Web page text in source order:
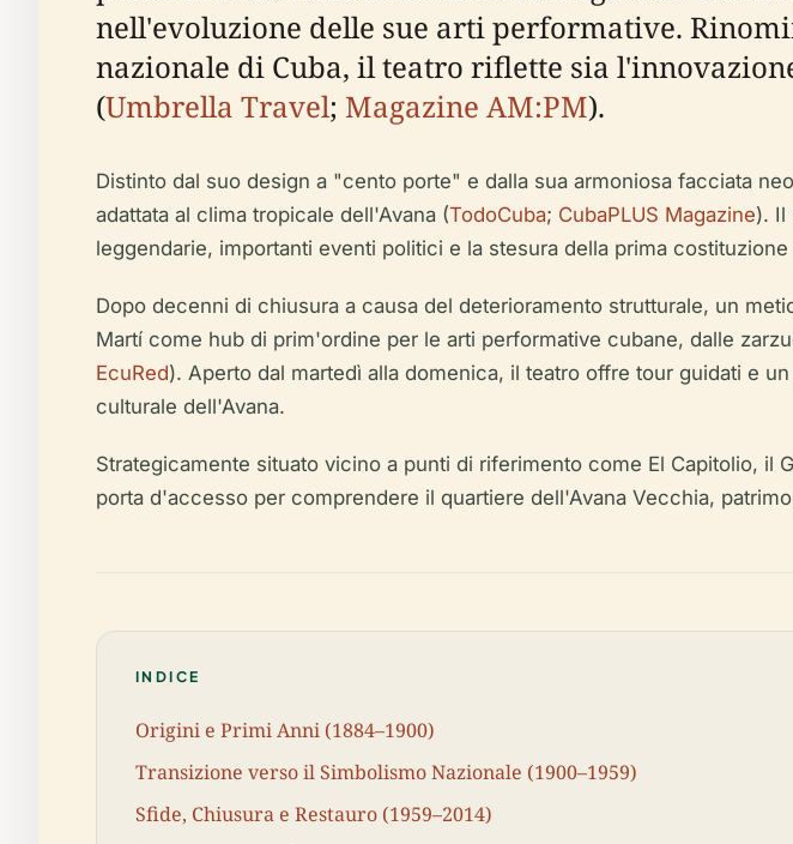
nell'evoluzione delle sue arti performative.
nazionale di Cuba, il teatro riflette sia
(Umbrella Travel; Magazine AM:PM).
Distinto dal suo design a "cento porte" e dalla sua armoniosa facciata
adattata al clima tropicale dell'Avana (TodoCuba; CubaPLUS Magazine). Il
leggendarie, importanti eventi politici e la stesura della prima costituzione
Dopo decenni di chiusura a causa del deterioramento strutturale, un
Martí come hub di prim'ordine per le arti performative cubane, dalle
EcuRed). Aperto dal martedì alla domenica, il teatro offre tour guidati e
culturale dell'Avana.
Strategicamente situato vicino a punti di riferimento come El Capitolio, il
porta d'accesso per comprendere il quartiere dell'Avana Vecchia,
INDICE
Origini e Primi Anni (1884–1900)
Transizione verso il Simbolismo Nazionale (1900–1959)
Sfide, Chiusura e Restauro (1959–2014)